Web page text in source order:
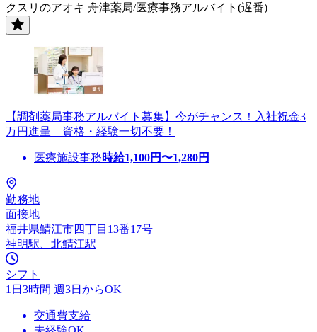
クスリのアオキ 舟津薬局/医療事務アルバイト(遅番)
【調剤薬局事務アルバイト募集】今がチャンス！入社祝金3
万円進呈 資格・経験一切不要！
医療施設事務時給1,100円〜1,280円
勤務地
面接地
福井県鯖江市四丁目13番17号
神明駅、北鯖江駅
シフト
1日3時間 週3日からOK
交通費支給